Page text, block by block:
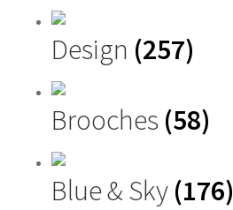
Design (257)
Brooches (58)
Blue & Sky (176)